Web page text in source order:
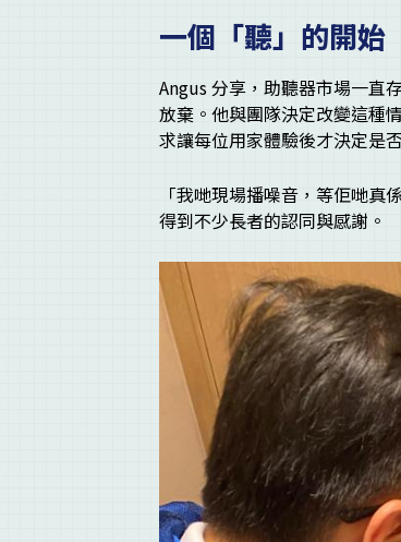
一個「聽」的開始
Angus 分享，助聽器市場一直
放棄。他與團隊決定改變這種
求讓每位用家體驗後才決定是
「我哋現場播噪音，等佢哋真
得到不少長者的認同與感謝。